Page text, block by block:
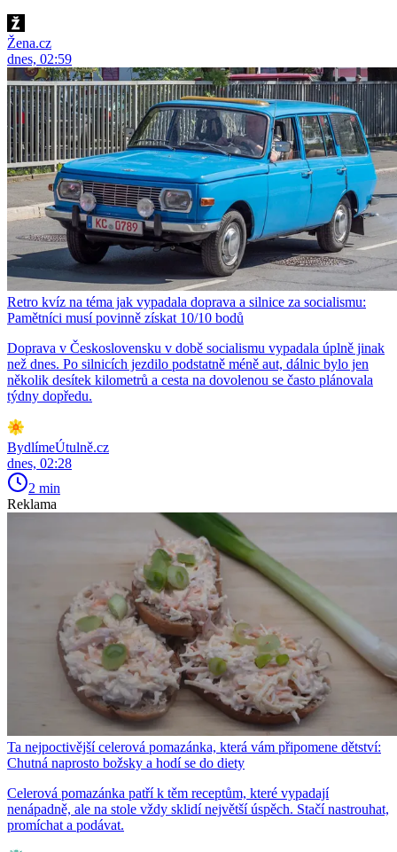
Žena.cz
dnes, 02:59
Retro kvíz na téma jak vypadala doprava a silnice za socialismu:
Pamětníci musí povinně získat 10/10 bodů
Doprava v Československu v době socialismu vypadala úplně jinak
než dnes. Po silnicích jezdilo podstatně méně aut, dálnic bylo jen
několik desítek kilometrů a cesta na dovolenou se často plánovala
týdny dopředu.
BydlímeÚtulně.cz
dnes, 02:28
2 min
Reklama
Ta nejpoctivější celerová pomazánka, která vám připomene dětství:
Chutná naprosto božsky a hodí se do diety
Celerová pomazánka patří k těm receptům, které vypadají
nenápadně, ale na stole vždy sklidí největší úspěch. Stačí nastrouhat,
promíchat a podávat.